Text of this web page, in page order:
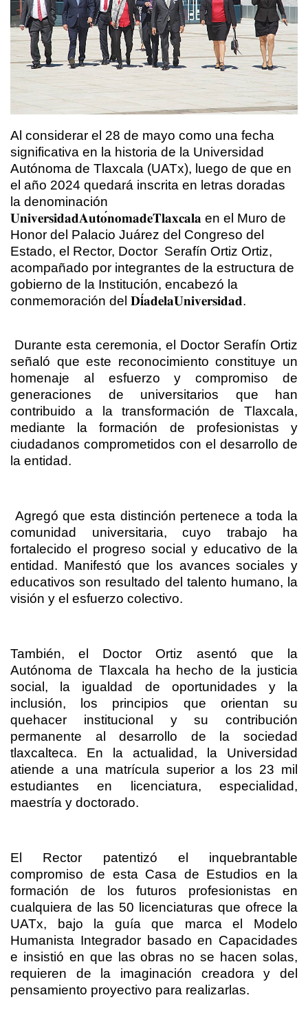
Al considerar el 28 de mayo como una fecha
significativa en la historia de la Universidad
Autónoma de Tlaxcala (UATx), luego de que en
el año 2024 quedará inscrita en letras doradas
la denominación
𝐔𝐧𝐢𝐯𝐞𝐫𝐬𝐢𝐝𝐚𝐝𝐀𝐮𝐭𝐨𝐧𝐨𝐦𝐚𝐝𝐞𝐓𝐥𝐚𝐱𝐜𝐚𝐥𝐚 en el Muro de
Honor del Palacio Juárez del Congreso del
Estado, el Rector, Doctor Serafín Ortiz Ortiz,
acompañado por integrantes de la estructura de
gobierno de la Institución, encabezó la
conmemoración del 𝐃𝐢𝐚𝐝𝐞𝐥𝐚𝐔𝐧𝐢𝐯𝐞𝐫𝐬𝐢𝐝𝐚𝐝.
Durante esta ceremonia, el Doctor Serafín Ortiz
señaló que este reconocimiento constituye un
homenaje al esfuerzo y compromiso de
generaciones de universitarios que han
contribuido a la transformación de Tlaxcala,
mediante la formación de profesionistas y
ciudadanos comprometidos con el desarrollo de
la entidad.
Agregó que esta distinción pertenece a toda la
comunidad universitaria, cuyo trabajo ha
fortalecido el progreso social y educativo de la
entidad. Manifestó que los avances sociales y
educativos son resultado del talento humano, la
visión y el esfuerzo colectivo.
También, el Doctor Ortiz asentó que la
Autónoma de Tlaxcala ha hecho de la justicia
social, la igualdad de oportunidades y la
inclusión, los principios que orientan su
quehacer institucional y su contribución
permanente al desarrollo de la sociedad
tlaxcalteca. En la actualidad, la Universidad
atiende a una matrícula superior a los 23 mil
estudiantes en licenciatura, especialidad,
maestría y doctorado.
El Rector patentizó el inquebrantable
compromiso de esta Casa de Estudios en la
formación de los futuros profesionistas en
cualquiera de las 50 licenciaturas que ofrece la
UATx, bajo la guía que marca el Modelo
Humanista Integrador basado en Capacidades
e insistió en que las obras no se hacen solas,
requieren de la imaginación creadora y del
pensamiento proyectivo para realizarlas.